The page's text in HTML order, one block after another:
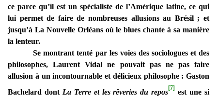
ce parce qu’il est un spécialiste de l’Amérique latine, ce qui
lui permet de faire de nombreuses allusions au Brésil ; et
jusqu’à La Nouvelle Orléans où le blues chante à sa manière
la lenteur.
Se montrant tenté par les voies des sociologues et des
philosophes, Laurent Vidal ne pouvait pas ne pas faire
allusion à un incontournable et délicieux philosophe : Gaston
Bachelard dont La Terre et les rêveries du repos[7] est une si